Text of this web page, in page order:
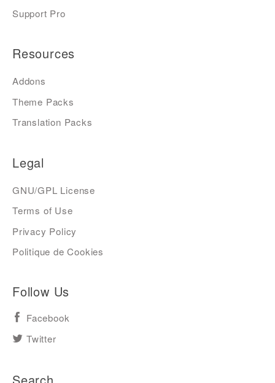
Support Pro
Resources
Addons
Theme Packs
Translation Packs
Legal
GNU/GPL License
Terms of Use
Privacy Policy
Politique de Cookies
Follow Us
Facebook
Twitter